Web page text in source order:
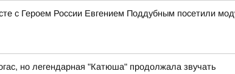
с Героем России Евгением Поддубным посетили
но легендарная "Катюша" продолжала звучать